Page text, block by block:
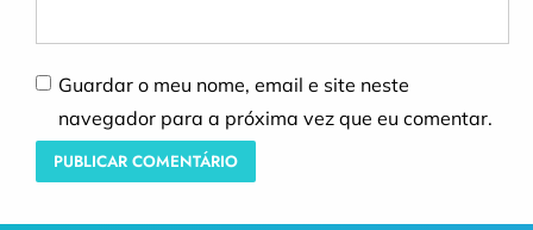
Guardar o meu nome, email e site neste
navegador para a próxima vez que eu comentar.